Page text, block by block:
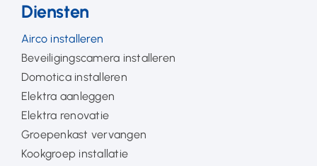
Diensten
Airco installeren
Beveiligingscamera installeren
Domotica installeren
Elektra aanleggen
Elektra renovatie
Groepenkast vervangen
Kookgroep installatie